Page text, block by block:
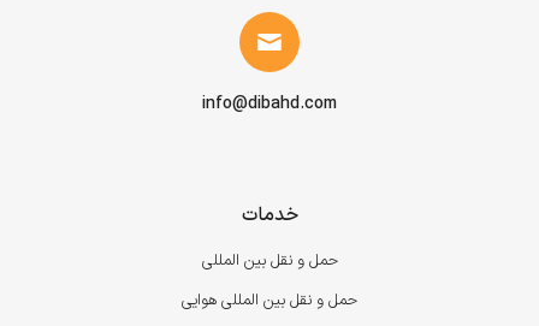
info@dibahd.com
خدمات
حمل و نقل بین المللی
حمل و نقل بین المللی هوایی